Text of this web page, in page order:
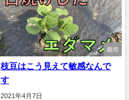
栽培
枝豆はこう見えて敏感なんで
す
2021年4月7日